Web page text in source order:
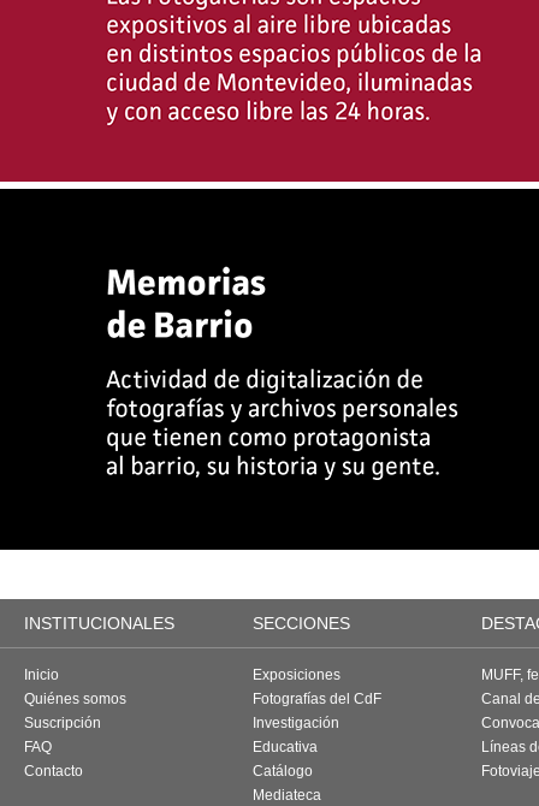
INSTITUCIONALES SECCIONES
Inicio
Quiénes somos
Suscripción
FAQ
Contacto
Exposiciones
Fotografías del CdF
Investigación
Educativa
Catálogo
Mediateca
MUFF,
Canal
Líneas